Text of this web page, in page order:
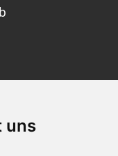
uns
APP